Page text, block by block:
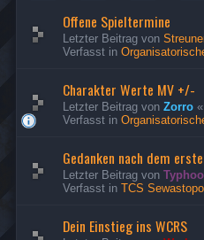
Offene Spieltermine
Letzter Beitrag von
Verfasst in
Charakter Werte MV +/-
Letzter Beitrag von Zorro «
Verfasst in
Gedanken nach dem
Letzter Beitrag von
Verfasst in TCS
Dein Einstieg ins WCRS